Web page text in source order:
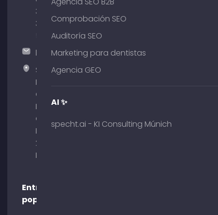
380
375
hallo@timospecht.de
Specht
Marketing
GmbH –
Palais am
Obelisk
Briennerstr.
29 80333
Múnich
Entradas
populares
Comprobación SEO
Auditoría SEO
Marketing para dentistas
Agencia GEO
AI ✨
specht.ai - KI Consulting Múnich